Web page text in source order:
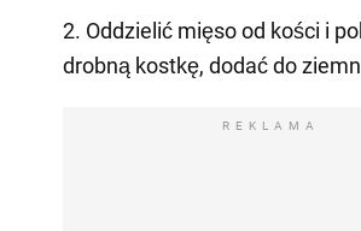
2. Oddzielić mięso od kości i
drobną kostkę, dodać do
REKLAMA